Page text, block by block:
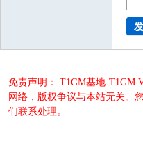
免责声明： T1GM基地-
网络，版权争议与本站无关。
们联系处理。